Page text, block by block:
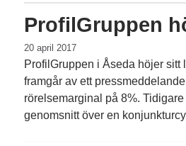
ProfilGruppen
20 april 2017
ProfilGruppen i Åseda höjer sitt
framgår av ett
rörelsemarginal på 8%.
genomsnitt över en